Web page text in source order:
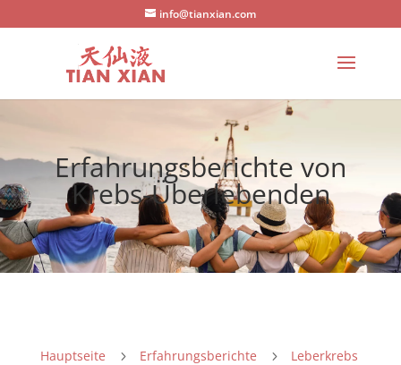
info@tianxian.com
Erfahrungsberichte von
Krebs-Überlebenden
Hauptseite 5 Erfahrungsberichte 5 Leberkrebs